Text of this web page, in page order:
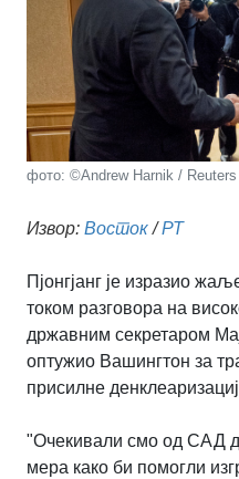
фото: ©Andrew Harnik /
Извор: Восток/РТ
Пјонгјанг је изразио
током разговора на
државним секретаром
оптужио Вашингтон за
присилне
"Очекивали смо од САД
мера како би помогли